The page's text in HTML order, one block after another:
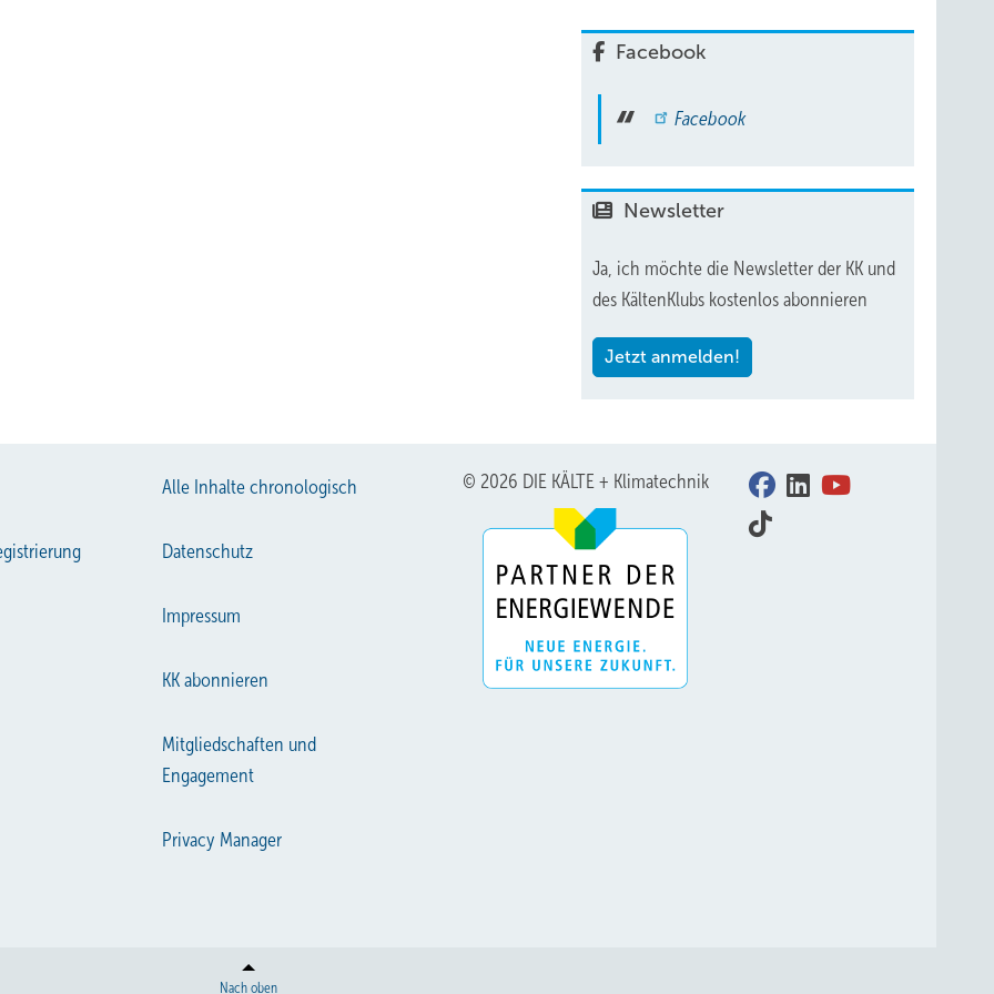
Facebook
Facebook
Newsletter
Ja, ich möchte die Newsletter der KK und
des KältenKlubs kostenlos abonnieren
Jetzt anmelden!
Alle Inhalte chronologisch
Datenschutz
Impressum
KK abonnieren
Mitgliedschaften und
Engagement
Privacy Manager
© 2026 DIE KÄLTE + Klimatechnik
Nach oben